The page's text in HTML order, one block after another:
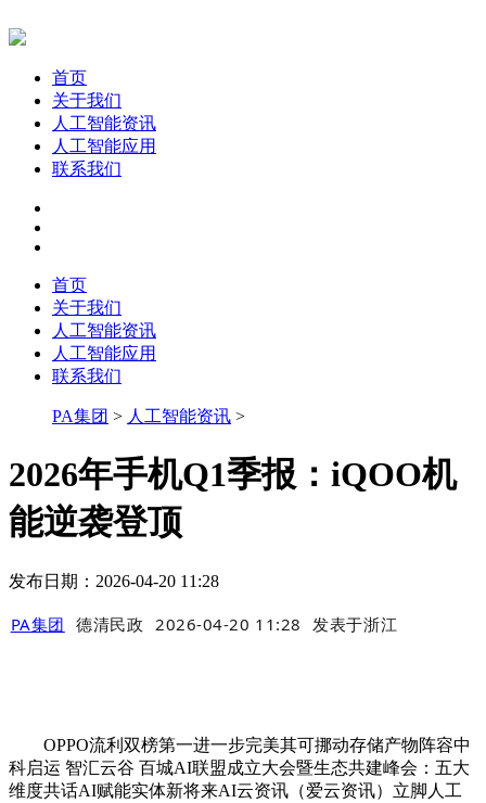
首页
关于我们
人工智能资讯
人工智能应用
联系我们
首页
关于我们
人工智能资讯
人工智能应用
联系我们
PA集团 > 人工智能资讯 >
2026年手机Q1季报：iQOO机
能逆袭登顶
发布日期：2026-04-20 11:28
PA集团 德清民政 2026-04-20 11:28 发表于浙江
OPPO流利双榜第一进一步完美其可挪动存储产物阵容中
科启运 智汇云谷 百城AI联盟成立大会暨生态共建峰会：五大
维度共话AI赋能实体新将来AI云资讯（爱云资讯）立脚人工